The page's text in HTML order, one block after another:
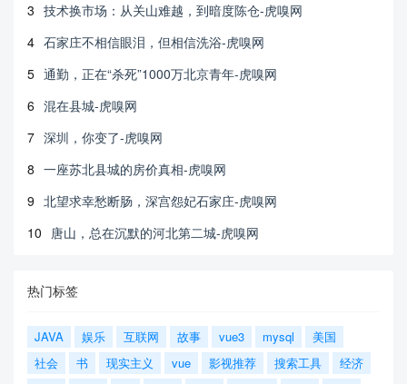
3 技术换市场：从关山难越，到暗度陈仓-虎嗅网
4 石家庄不相信眼泪，但相信洗浴-虎嗅网
5 通勤，正在“杀死”1000万北京青年-虎嗅网
6 混在县城-虎嗅网
7 深圳，你变了-虎嗅网
8 一座苏北县城的房价真相-虎嗅网
9 北望求幸愁断肠，深宫怨妃石家庄-虎嗅网
10 唐山，总在沉默的河北第二城-虎嗅网
热门标签
JAVA 娱乐 互联网 故事 vue3 mysql
美国
社会
书 现实主义 vue 影视推荐 搜索工具
经济